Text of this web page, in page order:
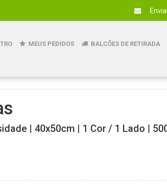
MEUS PEDIDOS BALCÕES DE RETIRADA
| 40x50cm | 1 Cor / 1 Lado |